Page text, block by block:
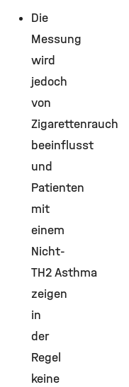
Die
Messung
wird
jedoch
von
Zigarettenrauch
beeinflusst
und
Patienten
mit
einem
Nicht-
TH2 Asthma
zeigen
in
der
Regel
keine